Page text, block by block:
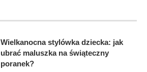
Wielkanocna stylówka dziecka: jak
ubrać maluszka na świąteczny
poranek?